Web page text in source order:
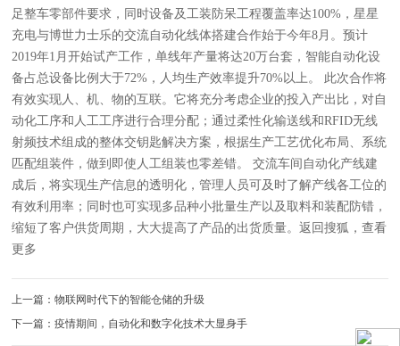
足整车零部件要求，同时设备及工装防呆工程覆盖率达100%，星星
充电与博世力士乐的交流自动化线体搭建合作始于今年8月。预计
2019年1月开始试产工作，单线年产量将达20万台套，智能自动化设
备占总设备比例大于72%，人均生产效率提升70%以上。 此次合作将
有效实现人、机、物的互联。它将充分考虑企业的投入产出比，对自
动化工序和人工工序进行合理分配；通过柔性化输送线和RFID无线
射频技术组成的整体交钥匙解决方案，根据生产工艺优化布局、系统
匹配组装件，做到即使人工组装也零差错。 交流车间自动化产线建
成后，将实现生产信息的透明化，管理人员可及时了解产线各工位的
有效利用率；同时也可实现多品种小批量生产以及取料和装配防错，
缩短了客户供货周期，大大提高了产品的出货质量。返回搜狐，查看
更多
上一篇：物联网时代下的智能仓储的升级
下一篇：疫情期间，自动化和数字化技术大显身手